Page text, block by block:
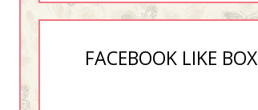
Eluaseme kohandamine:
FACEBOOK LIKE BOX